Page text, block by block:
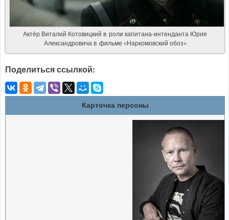
Актёр Виталий Котовицкий в роли капитана-интенданта Юрия
Александровича в фильме «Наркомовский обоз»
Поделиться ссылкой:
Карточка персоны